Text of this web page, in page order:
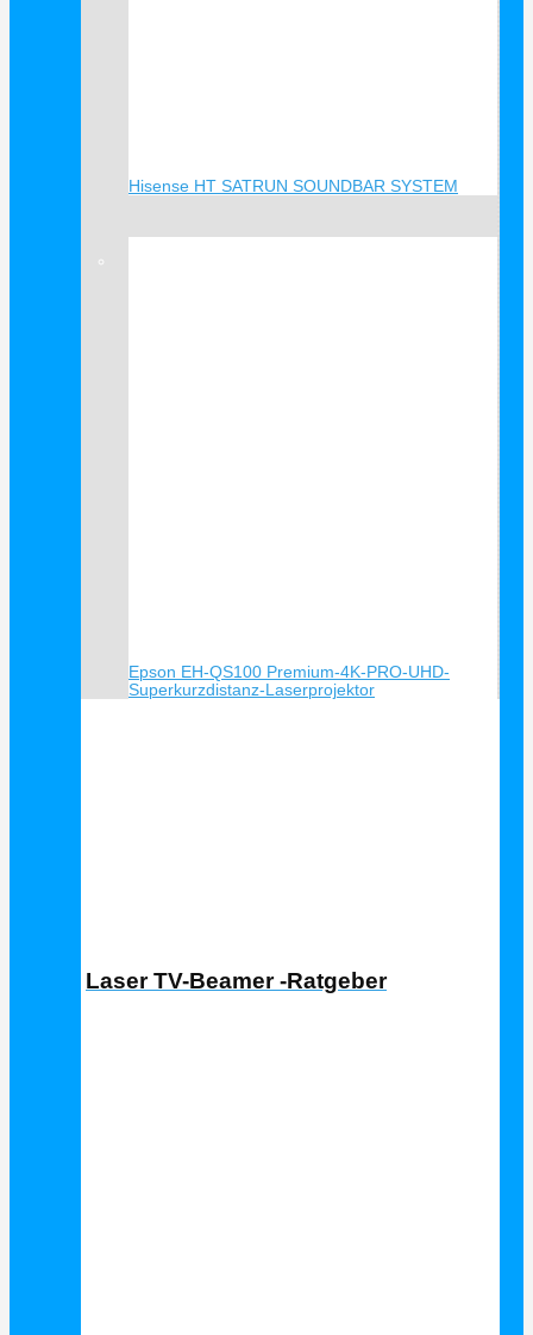
Hisense HT SATRUN SOUNDBAR SYSTEM
Epson EH-QS100 Premium-4K-PRO-UHD-
Superkurzdistanz-Laserprojektor
Laser TV-Beamer -Ratgeber